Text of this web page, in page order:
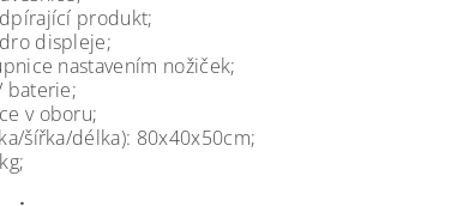
produkt;
displeje;
nastavením nožiček;
baterie;
v oboru;
šířka/délka): 80x40x50cm;